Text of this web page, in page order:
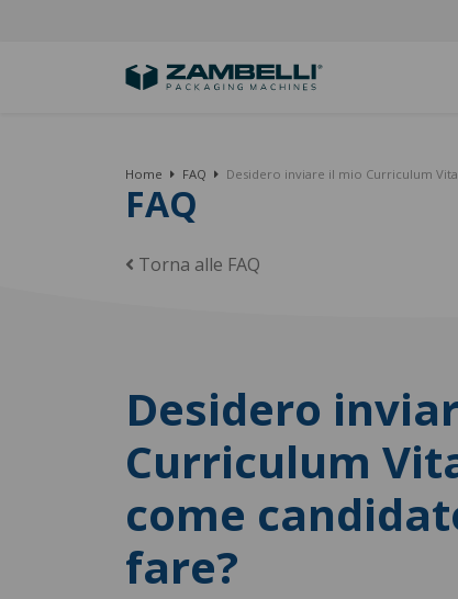
Home FAQ Desidero inviare il mio Curriculum
FAQ
Torna alle FAQ
Desidero
Curriculum
come
fare?